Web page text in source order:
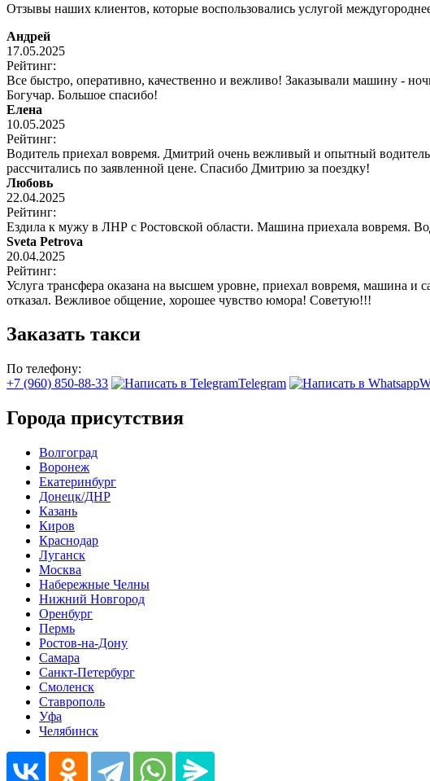
Отзывы наших клиентов, которые воспользовались услугой
Андрей
17.05.2025
Рейтинг:
Все быстро, оперативно, качественно и вежливо! Заказывали машину -
Богучар. Большое спасибо!
Елена
10.05.2025
Рейтинг:
Водитель приехал вовремя. Дмитрий очень вежливый и опытный
рассчитались по заявленной цене. Спасибо Дмитрию за поездку!
Любовь
22.04.2025
Рейтинг:
Ездила к мужу в ЛНР с Ростовской области. Машина приехала вовремя.
Sveta Petrova
20.04.2025
Рейтинг:
Услуга трансфера оказана на высшем уровне, приехал вовремя, машина и
отказал. Вежливое общение, хорошее чувство юмора! Советую!!!
Заказать такси
По телефону:
+7 (960) 850-88-33
Telegram
Города присутствия
Волгоград
Воронеж
Екатеринбург
Донецк/ДНР
Казань
Киров
Краснодар
Луганск
Москва
Набережные Челны
Нижний Новгород
Оренбург
Пермь
Ростов-на-Дону
Самара
Санкт-Петербург
Смоленск
Ставрополь
Уфа
Челябинск